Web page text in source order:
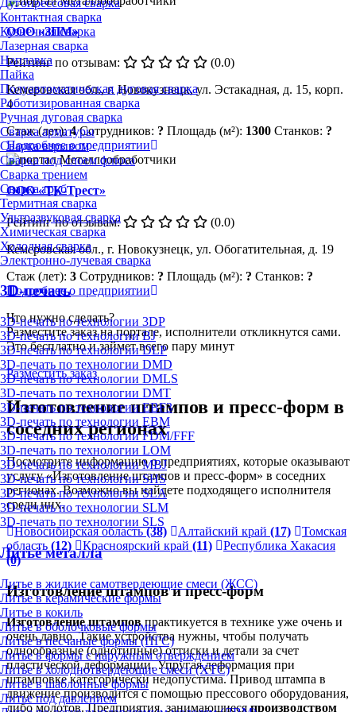
Контактная сварка
Кузнечная сварка
Лазерная сварка
Наплавка
Пайка
Полуавтоматическая дуговая сварка
Роботизированная сварка
Ручная дуговая сварка
Сварка арматуры
Сварка взрывом
Сварка под слоем флюса
Сварка трением
Сварка труб
Термитная сварка
Ультразвуковая сварка
Химическая сварка
Холодная сварка
Электронно-лучевая сварка
3D-печать
3D-печать по технологии 3DP
3D-печать по технологии BJ
3D-печать по технологии DLP
3D-печать по технологии DMD
3D-печать по технологии DMLS
3D-печать по технологии DMT
3D-печать по технологии EBF3
3D-печать по технологии EBM
3D-печать по технологии FDM/FFF
3D-печать по технологии LOM
3D-печать по технологии MBJ
3D-печать по технологии SHS
3D-печать по технологии SLA
3D-печать по технологии SLM
3D-печать по технологии SLS
Литьё металла
Литье в жидкие самотвердеющие смеси (ЖСС)
Литье в керамические формы
Литье в кокиль
Литье в оболочковые формы
Литье в песчаные формы (ПГС)
Литье в формы с наружным отверждением
Литье в холоднотвердеющие смеси (ХТС)
Литье в шаблонные формы
Литье под давлением
ООО «ЗПМ»
Рейтинг по отзывам:
(0.0)
Кемеровская обл., г. Новокузнецк, ул. Эстакадная, д. 15, корп.
4
Стаж (лет):4 Сотрудников: ? Площадь (м²): 1300 Станков: ?
Подробнее о предприятии
ООО «ТК-Трест»
Рейтинг по отзывам:
(0.0)
Кемеровская обл., г. Новокузнецк, ул. Обогатительная, д. 19
Стаж (лет): 3 Сотрудников: ? Площадь (м²): ? Станков: ?
Подробнее о предприятии
Что нужно сделать?
Разместите заказ на портале, исполнители откликнутся сами.
Это бесплатно и займет всего пару минут
Разместить заказ
Изготовление штампов и пресс-форм в
соседних регионах
Посмотрите информацию о предприятиях, которые оказывают
услугу «Изготовление штампов и пресс-форм» в соседних
регионах. Возможно вы найдете подходящего исполнителя
среди них.
Новосибирская область(38) Алтайский край (17)
Томская
область (12) Красноярский край (11)
Республика Хакасия
(0)
Изготовление штампов и пресс-форм
Изготовление штамповпрактикуется в технике уже очень и
очень давно. Такие устройства нужны, чтобы получать
однообразные (однотипные) оттиски и детали за счет
пластической деформации. Упругая деформация при
штамповке категорически недопустима. Привод штампа в
движение производится с помощью прессового оборудования,
либо молотов. Предприятия, занимающиесяпроизводством